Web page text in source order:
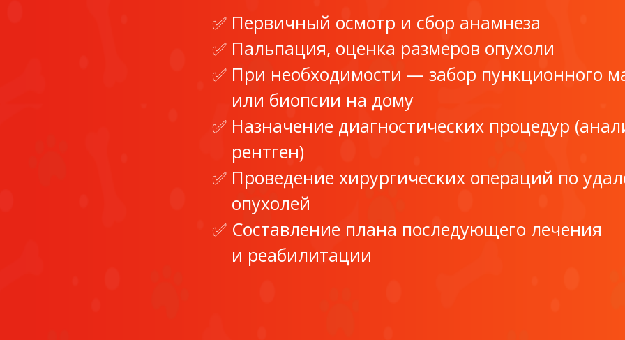
Первичный осмотр и сбор анамнеза
Пальпация, оценка размеров опухоли
При необходимости — забор пункционного
или биопсии на дому
Назначение диагностических процедур
рентген)
Проведение хирургических операций по
опухолей
Составление плана последующего лечения
и реабилитации